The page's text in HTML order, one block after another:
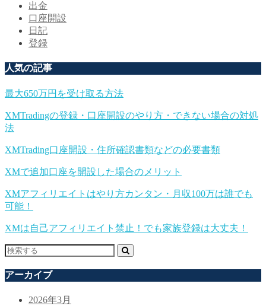
出金
口座開設
日記
登録
人気の記事
最大650万円を受け取る方法
XMTradingの登録・口座開設のやり方・できない場合の対処
法
XMTrading口座開設・住所確認書類などの必要書類
XMで追加口座を開設した場合のメリット
XMアフィリエイトはやり方カンタン・月収100万は誰でも
可能！
XMは自己アフィリエイト禁止！でも家族登録は大丈夫！
アーカイブ
2026年3月